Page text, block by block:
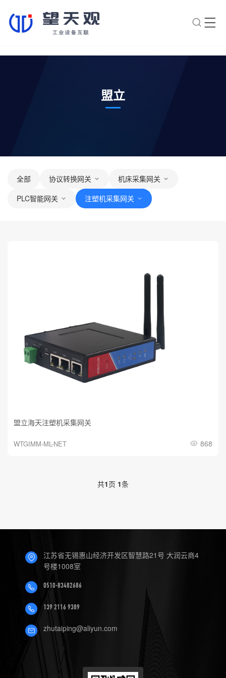
盟立
全部 协议转换网关
机床采集网关
PLC智能网关
注塑机采集网关
盟立海天注塑机采集网关
WTGIMM-ML-NET 868
共1页 1条
江苏省无锡惠山经济开发区智慧路21号 大润云商4
号楼1008室
0510-83482686
139 2116 9389
zhutaiping@aliyun.com
AI智能助手 转人工 ×
您好，我是望天观智能助手，很高兴为
2.望天观网关支持哪些组网方